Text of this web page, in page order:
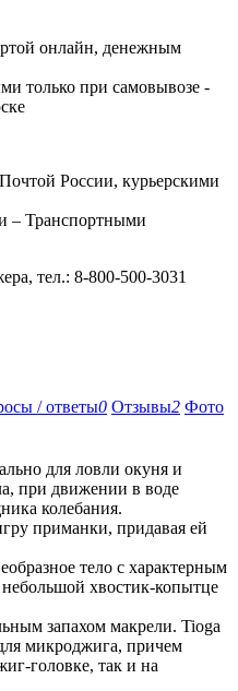
онлайн, денежным
только при самовывозе -
России, курьерскими
– Транспортными
тел.: 8-800-500-3031
/ ответы0 Отзывы2 Фото
для ловли окуня и
при движении в воде
колебания.
приманки, придавая ей
тело с характерным
хвостик-копытце
запахом макрели. Tioga
микроджига, причем
головке, так и на